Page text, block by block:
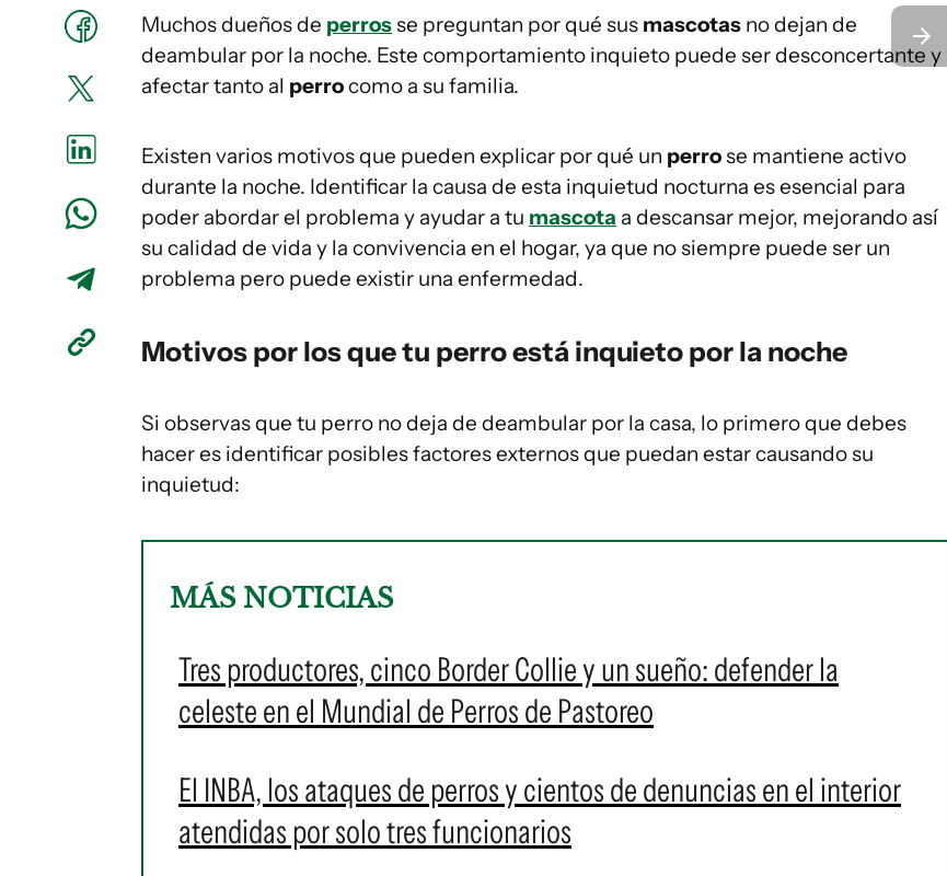
Muchos dueños de perrosse preguntan por qué sus mascotas no dejan de
deambular por la noche. Este comportamiento inquieto puede ser desconcertante y
afectar tanto al perrocomo a su familia.
Existen varios motivos que pueden explicar por qué un perrose mantiene activo
durante la noche. Identificar la causa de esta inquietud nocturna es esencial para
poder abordar el problema y ayudar a tu mascota a descansar mejor, mejorando así
su calidad de vida y la convivencia en el hogar, ya que no siempre puede ser un
problema pero puede existir una enfermedad.
Motivos por los que tu perro está inquieto por la noche
Si observas que tu perro no deja de deambular por la casa, lo primero que debes
hacer es identificar posibles factores externos que puedan estar causando su
inquietud:
MÁS NOTICIAS
Tres productores, cinco Border Collie y un sueño: defender la
celeste en el Mundial de Perros de Pastoreo
El INBA, los ataques de perros y cientos de denuncias en el interior
atendidas por solo tres funcionarios